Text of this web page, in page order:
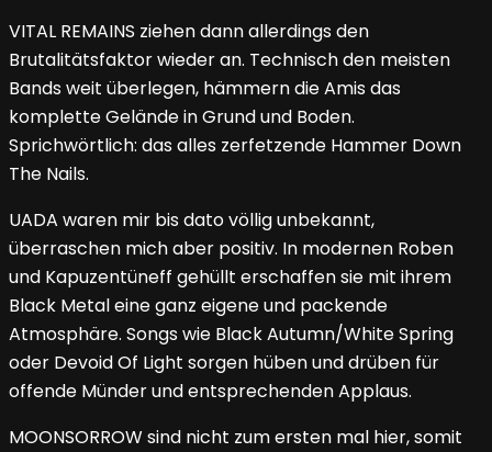
VITAL REMAINS ziehen dann allerdings den
Brutalitätsfaktor wieder an. Technisch den meisten
Bands weit überlegen, hämmern die Amis das
komplette Gelände in Grund und Boden.
Sprichwörtlich: das alles zerfetzende Hammer Down
The Nails.
UADA waren mir bis dato völlig unbekannt,
überraschen mich aber positiv. In modernen Roben
und Kapuzentüneff gehüllt erschaffen sie mit ihrem
Black Metal eine ganz eigene und packende
Atmosphäre. Songs wie Black Autumn/White Spring
oder Devoid Of Light sorgen hüben und drüben für
offende Münder und entsprechenden Applaus.
MOONSORROW sind nicht zum ersten mal hier, somit